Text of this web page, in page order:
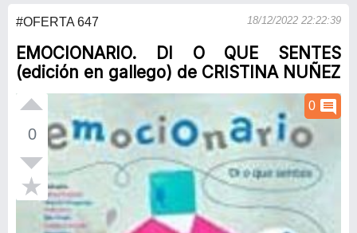
person
add
Menu
#OFERTA 647 18/12/2022 22:22:39
EMOCIONARIO. DI O QUE SENTES
(edición en gallego) de CRISTINA NUÑEZ
0
0 comment